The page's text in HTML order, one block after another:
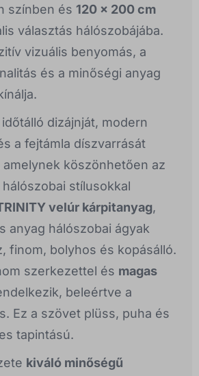
színben és 120 x 200 cm
választás hálószobájába.
vizuális benyomás, a
és a minőségi anyag
időtálló dizájnját, modern
a fejtámla díszvarrását
köszönhetően az
stílusokkal
velúr kárpitanyag,
anyag hálószobai ágyak
finom, bolyhos és kopásálló.
szerkezettel és magas
beleértve a
Ez a szövet plüss, puha és
tapintású.
kiváló minőségű